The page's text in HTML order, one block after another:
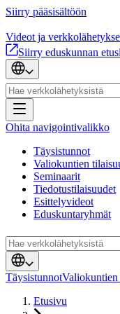
Siirry pääsisältöön
Videot ja
Siirry eduskunnan
Ohita navigointivalikko
Täysistunnot
Valiokuntien
Seminaarit
Tiedotustilaisuudet
Esittelyvideot
Eduskuntaryhmät
TäysistunnotValiokuntien
Etusivu